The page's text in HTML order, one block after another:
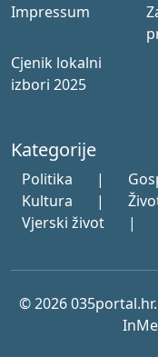
Impressum
Cjenik lokalni
izbori 2025
Kategorije
Politika |
Kultura
|
Vjerski život
|
© 2026